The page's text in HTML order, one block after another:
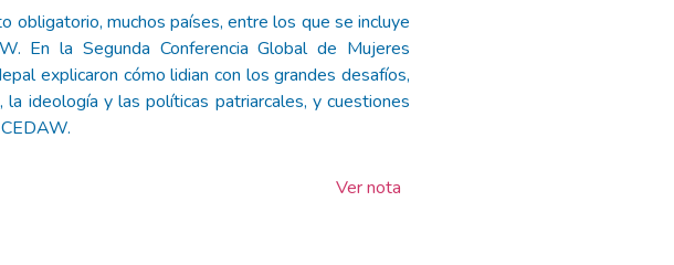
obligatorio, muchos países, entre los que se incluye
En la Segunda Conferencia Global de Mujeres
explicaron cómo lidian con los grandes desafíos,
ideología y las políticas patriarcales, y cuestiones
Ver nota